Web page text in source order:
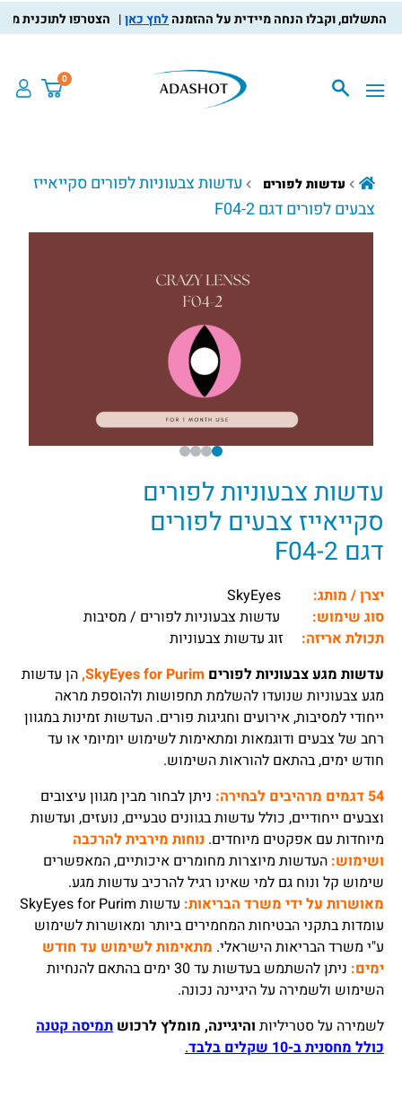
לחץ כאן הצטרפו לתוכנית מועדון
0
עדשות לפורים
עדשות צבעוניות לפורים סקייאייז
צבעים לפורים דגם F04-2
עדשות צבעוניות לפורים
סקייאייז צבעים לפורים
דגם F04-2
יצרן / מותג:
סוג שימוש:
עדשות צבעוניות לפורים / מסיבות
תכולת אריזה:
זוג עדשות צבעוניות
עדשות מגע צבעוניות לפורים SkyEyes for Purim, הן עדשות
מגע צבעוניות שנועדו להשלמת תחפושות ולהוספת מראה
ייחודי למסיבות, אירועים וחגיגות פורים. העדשות זמינות במגוון
רחב של צבעים ודוגמאות ומתאימות לשימוש יומיומי או עד
חודש ימים, בהתאם להוראות השימוש.
54 דגמים מרהיבים לבחירה:
ניתן לבחור מבין מגוון עיצובים
וצבעים ייחודיים, כולל עדשות בגוונים טבעיים, נועזים, ועדשות
מיוחדות עם אפקטים מיוחדים. נוחות מירבית להרכבה
ושימוש: העדשות מיוצרות מחומרים איכותיים, המאפשרים
שימוש קל ונוח גם למי שאינו רגיל להרכיב עדשות מגע.
מאושרות על ידי משרד הבריאות:
עדשות SkyEyes for Purim
עומדות בתקני הבטיחות המחמירים ביותר ומאושרות לשימוש
ע"י משרד הבריאות הישראלי. מתאימות לשימוש עד חודש
ימים:
ניתן להשתמש בעדשות עד 30 ימים בהתאם להנחיות
השימוש ולשמירה על היגיינה נכונה.
לשמירה על סטריליות והיגיינה, מומלץ לרכוש תמיסה קטנה
כולל מחסנית ב-10 שקלים בלבד
.